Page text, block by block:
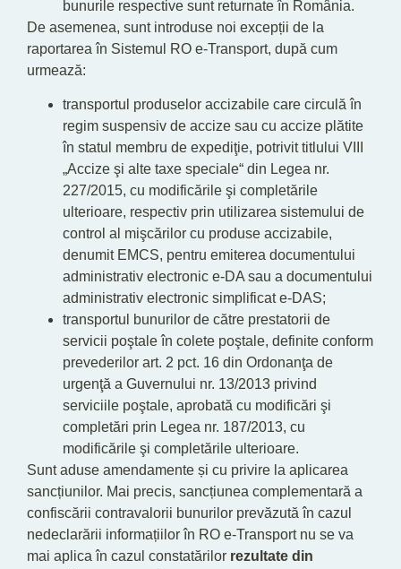
bunurile respective sunt returnate în România.
De asemenea, sunt introduse noi excepții de la
raportarea în Sistemul RO e-Transport, după cum
urmează:
transportul produselor accizabile care circulă în
regim suspensiv de accize sau cu accize plătite
în statul membru de expediţie, potrivit titlului VIII
„Accize şi alte taxe speciale“ din Legea nr.
227/2015, cu modificările şi completările
ulterioare, respectiv prin utilizarea sistemului de
control al mişcărilor cu produse accizabile,
denumit EMCS, pentru emiterea documentului
administrativ electronic e-DA sau a documentului
administrativ electronic simplificat e-DAS;
transportul bunurilor de către prestatorii de
servicii poştale în colete poştale, definite conform
prevederilor art. 2 pct. 16 din Ordonanţa de
urgenţă a Guvernului nr. 13/2013 privind
serviciile poştale, aprobată cu modificări şi
completări prin Legea nr. 187/2013, cu
modificările şi completările ulterioare.
Sunt aduse amendamente și cu privire la aplicarea
sancțiunilor. Mai precis, sancțiunea complementară a
confiscării contravalorii bunurilor prevăzută în cazul
nedeclarării informațiilor în RO e-Transport nu se va
mai aplica în cazul constatărilor rezultate din